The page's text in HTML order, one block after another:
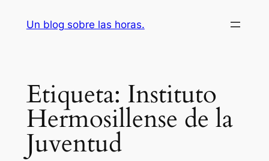
Un blog sobre las horas.
Etiqueta: Instituto
Hermosillense de la
Juventud